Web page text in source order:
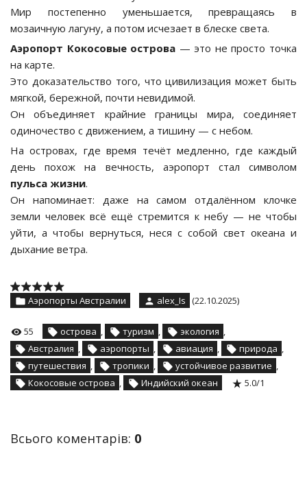
Мир постепенно уменьшается, превращаясь в
мозаичную лагуну, а потом исчезает в блеске света.
Аэропорт Кокосовые острова — это не просто точка
на карте.
Это доказательство того, что цивилизация может быть
мягкой, бережной, почти невидимой.
Он объединяет крайние границы мира, соединяет
одиночество с движением, а тишину — с небом.
На островах, где время течёт медленно, где каждый
день похож на вечность, аэропорт стал символом
пульса жизни.
Он напоминает: даже на самом отдалённом клочке
земли человек всё ещё стремится к небу — не чтобы
уйти, а чтобы вернуться, неся с собой свет океана и
дыхание ветра.
Аэропорты Австралии alex_Is (22.10.2025)
55 острова , туризм , экология ,
Австралия , аэропорты , авиация , природа ,
путешествия , тропики , устойчивое развитие ,
Кокосовые острова , Индийский океан 5.0/1
Всього коментарів: 0